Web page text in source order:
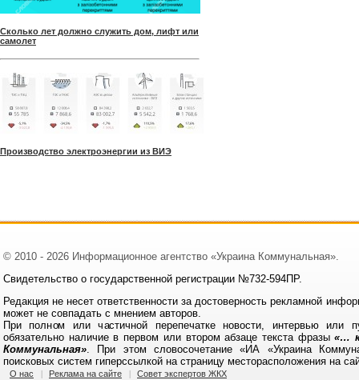
Сколько лет должно служить дом, лифт или
самолет
Производство электроэнергии из ВИЭ
© 2010 - 2026 Информационное агентство «Украина Коммунальная».
Свидетельство о государственной регистрации №732-594ПР.
Редакция не несет ответственности за достоверность рекламной
может не совпадать с мнением авторов.
При полном или частичной перепечатке новости, интервью или
обязательно наличие в первом или втором абзаце текста фразы «…
Коммунальная». При этом словосочетание «ИА «Украина
поисковых систем гиперссылкой на страницу месторасположения на
О нас Реклама на сайте Совет экспертов ЖКХ